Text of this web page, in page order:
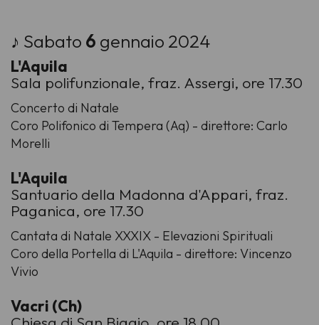
♪ Sabato 6 gennaio 2024
L'Aquila
Sala polifunzionale, fraz. Assergi, ore 17.30
Concerto di Natale
Coro Polifonico di Tempera (Aq) - direttore: Carlo
Morelli
L'Aquila
Santuario della Madonna d'Appari, fraz.
Paganica, ore 17.30
Cantata di Natale XXXIX - Elevazioni Spirituali
Coro della Portella di L'Aquila - direttore: Vincenzo
Vivio
Vacri (Ch)